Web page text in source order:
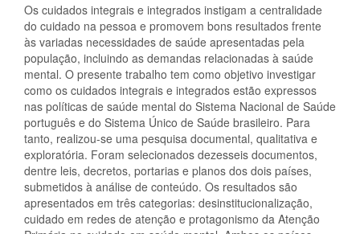
Os cuidados integrais e integrados instigam a centralidade
do cuidado na pessoa e promovem bons resultados frente
às variadas necessidades de saúde apresentadas pela
população, incluindo as demandas relacionadas à saúde
mental. O presente trabalho tem como objetivo investigar
como os cuidados integrais e integrados estão expressos
nas políticas de saúde mental do Sistema Nacional de Saúde
português e do Sistema Único de Saúde brasileiro. Para
tanto, realizou-se uma pesquisa documental, qualitativa e
exploratória. Foram selecionados dezesseis documentos,
dentre leis, decretos, portarias e planos dos dois países,
submetidos à análise de conteúdo. Os resultados são
apresentados em três categorias: desinstitucionalização,
cuidado em redes de atenção e protagonismo da Atenção